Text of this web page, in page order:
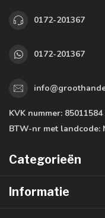
0172-201367
0172-201367
KVK nummer: 85011584
BTW-nr met landcode:
Categorieën
Informatie